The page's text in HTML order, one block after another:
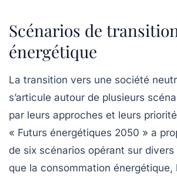
Scénarios de
énergétique
La transition vers une société
s’articule autour de plusieurs
par leurs approches et leurs
« Futurs énergétiques 2050 » a
de six scénarios opérant sur
que la consommation énergétique,